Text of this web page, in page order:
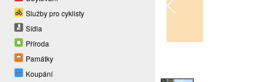
Služby pro cyklisty
Sídla
Příroda
Památky
Koupání